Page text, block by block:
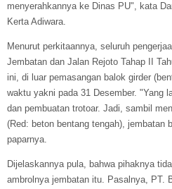
menyerahkannya ke Dinas PU", kata
Kerta Adiwara.
Menurut perkitaannya, seluruh
Jembatan dan Jalan Rejoto Tahap II
ini, di luar pemasangan balok girder
waktu yakni pada 31 Desember. "Yang
dan pembuatan trotoar. Jadi, sambil
(Red: beton bentang tengah), jembatan
paparnya.
Dijelaskannya pula, bahwa pihaknya
ambrolnya jembatan itu. Pasalnya, PT.